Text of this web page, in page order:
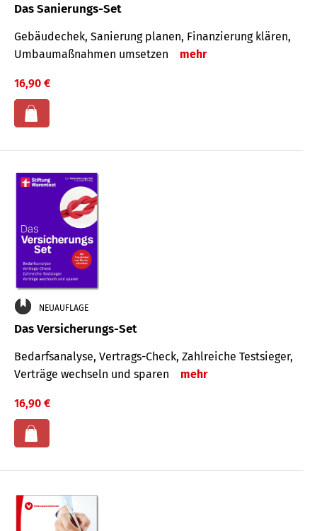
Das Sanierungs-Set
Gebäudechek, Sanierung planen, Finanzierung klären,
Umbaumaßnahmen umsetzen
mehr
16,90 €
NEUAUFLAGE
Das Versicherungs-Set
Bedarfsanalyse, Vertrags-Check, Zahlreiche Testsieger,
Verträge wechseln und sparen
mehr
16,90 €